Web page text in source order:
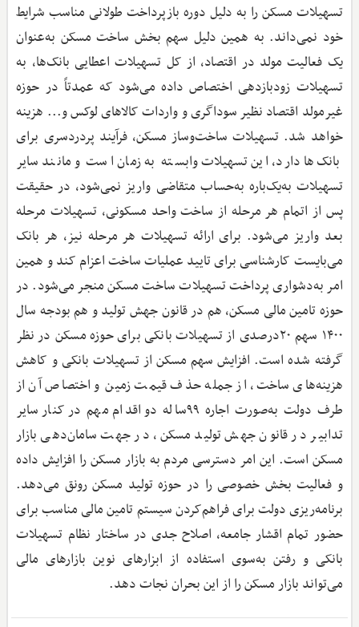
تسهیلات مسکن را به دلیل دوره بازپرداخت طولانی مناسب شرایط
خود نمی‌داند. به همین دلیل سهم بخش ساخت مسکن به‌عنوان
یک فعالیت مولد در اقتصاد، از کل تسهیلات اعطایی بانک‌ها، به
تسهیلات زود‌بازدهی اختصاص داده می‌شود که عمدتاً در حوزه
غیرمولد اقتصاد نظیر سوداگری و واردات کالاهای لوکس و... هزینه
خواهد شد. تسهیلات ساخت‌وساز مسکن، فرآیند پردردسری برای
بانک‌ها دارد، این تسهیلات وابسته به زمان است و مانند سایر
تسهیلات به‌یک‌باره به‌حساب متقاضی واریز نمی‌شود، در حقیقت
پس از اتمام هر مرحله از ساخت واحد مسکونی، تسهیلات مرحله
بعد واریز می‌شود. برای ارائه تسهیلات هر مرحله نیز، هر بانک
می‌بایست کارشناسی برای تایید عملیات ساخت اعزام کند و همین
امر به‌دشواری پرداخت تسهیلات ساخت مسکن منجر می‌شود. در
حوزه تامین مالی مسکن، هم در قانون جهش تولید و هم بودجه سال
۱۴۰۰ سهم ۲۰‌درصدی از تسهیلات بانکی برای حوزه مسکن در نظر
گرفته شده است. افزایش سهم مسکن از تسهیلات بانکی و کاهش
هزینه‌های ساخت، از جمله حذف قیمت زمین و اختصاص آن از
طرف دولت به‌صورت اجاره ۹۹‌ساله دو اقدام مهم در کنار سایر
تدابیر در قانون جهش تولید مسکن، در جهت سامان‌دهی بازار
مسکن است. این امر دسترسی مردم به بازار مسکن را افزایش داده
و فعالیت بخش خصوصی را در حوزه تولید مسکن رونق می‌دهد.
برنامه‌ریزی دولت برای فراهم‌کردن سیستم تامین مالی مناسب برای
حضور تمام اقشار جامعه، اصلاح جدی در ساختار نظام تسهیلات
بانکی و رفتن به‌سوی استفاده از ابزارهای نوین بازارهای مالی
می‌تواند بازار مسکن را از این بحران نجات دهد.